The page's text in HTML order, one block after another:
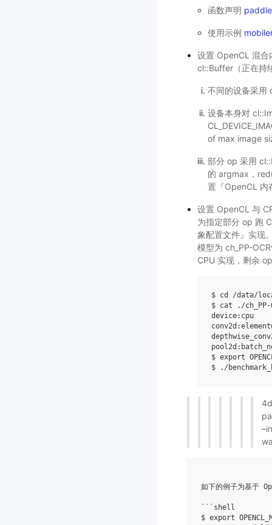
函数声明
使用示例
设置 OpenCL 混合
cl::Buffer（正在持
不同的设备采用
设备本身对
of max image
部分 op 采用
的 argmax，
置『OpenCL 内
设置 OpenCL 与
为指定部分 op 跑
象配置文件』实现
模型为 ch_PP-
CPU 实现，剩余
$ cd
/data/
$ cat ./
device:cpu
$ export
$ ./
如下的例子为基于
```shell
$ export